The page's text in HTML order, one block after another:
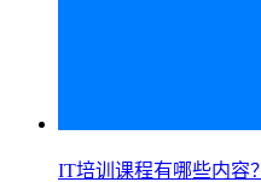
IT培训课程有哪些内容？